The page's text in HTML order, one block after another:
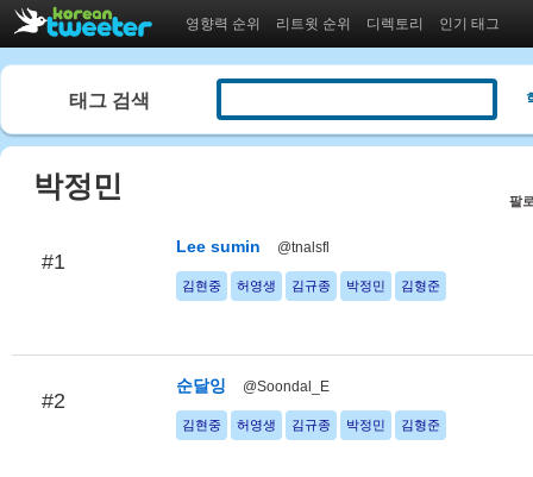
영향력 순위 리트윗 순위 디렉토리 인기 태그
태그 검색
박정민 팔
#1
Lee sumin @tnalsfl
김현중 허영생 김규종 박정민 김형준
#2
순달잉 @Soondal_E
김현중 허영생 김규종 박정민 김형준